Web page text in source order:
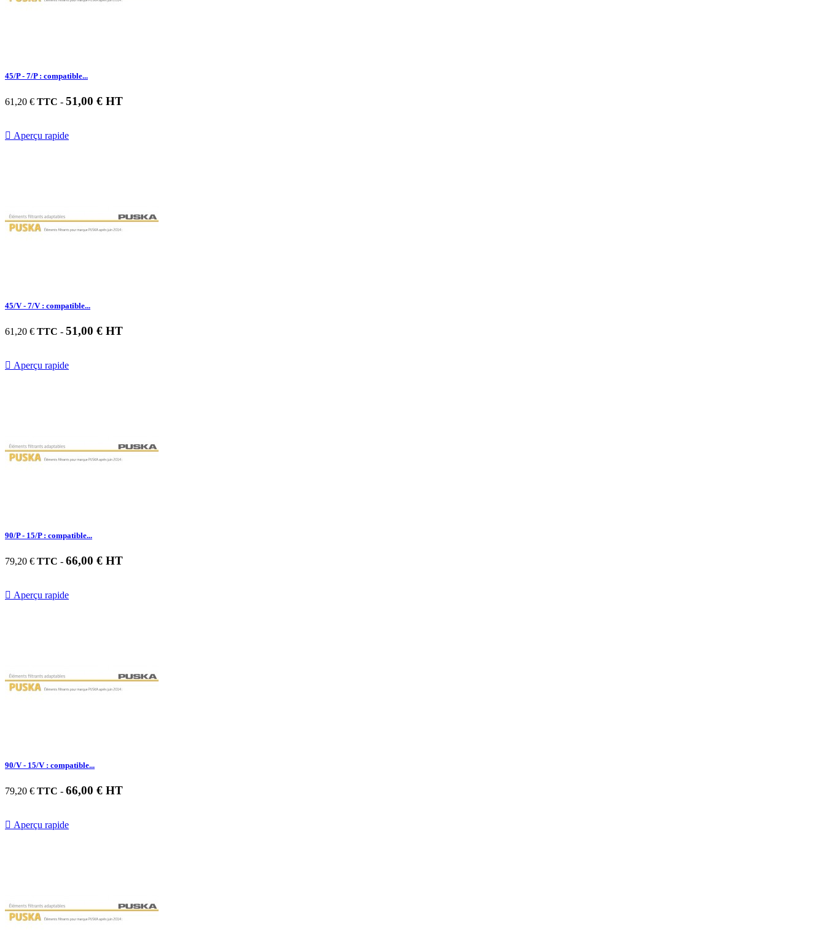
45/P - 7/P : compatible...
61,20 € TTC - 51,00 € HT
 Aperçu rapide
45/V - 7/V : compatible...
61,20 € TTC - 51,00 € HT
 Aperçu rapide
90/P - 15/P : compatible...
79,20 € TTC - 66,00 € HT
 Aperçu rapide
90/V - 15/V : compatible...
79,20 € TTC - 66,00 € HT
 Aperçu rapide